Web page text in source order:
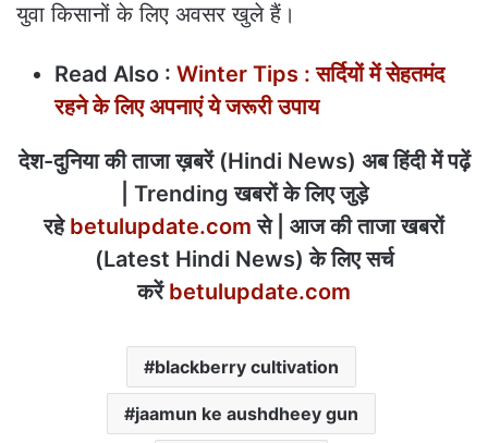
युवा किसानों के लिए अवसर खुले हैं।
Read Also : Winter Tips : सर्दियों में सेहतमंद
रहने के लिए अपनाएं ये जरूरी उपाय
देश-दुनिया की ताजा ख़बरें (Hindi News) अब हिंदी में पढ़ें
| Trending खबरों के लिए जुड़े
रहे betulupdate.com से | आज की ताजा खबरों
(Latest Hindi News) के लिए सर्च
करें betulupdate.com
blackberry cultivation
jaamun ke aushdheey gun